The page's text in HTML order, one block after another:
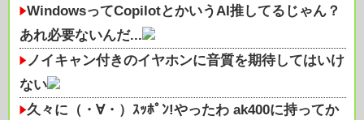
WindowsってCopilotとかいうAI推してるじゃん？
あれ必要ないんだ...
ノイキャン付きのイヤホンに音質を期待してはいけ
ない
久々に（・∀・）ｽｯﾎﾟﾝ!やったわ ak400に持ってか